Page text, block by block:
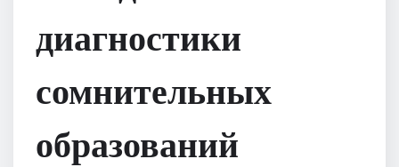
диагностики
сомнительных
образований